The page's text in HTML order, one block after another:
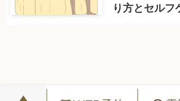
り方とセルフ